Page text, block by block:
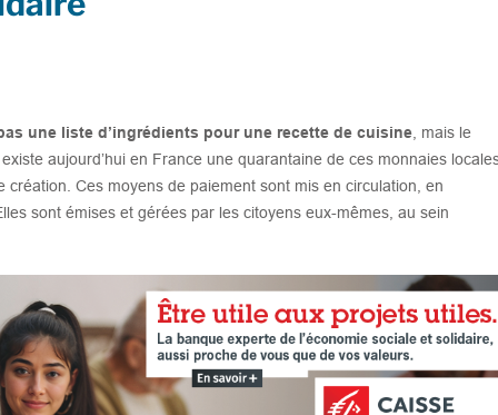
une liste d’ingrédients pour une recette de cuisine , mais le
aujourd’hui en France une quarantaine de ces monnaies
création. Ces moyens de paiement sont mis en circulation, en
sont émises et gérées par les citoyens eux-mêmes, au sein